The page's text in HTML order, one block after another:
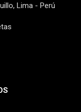
Lima - Perú